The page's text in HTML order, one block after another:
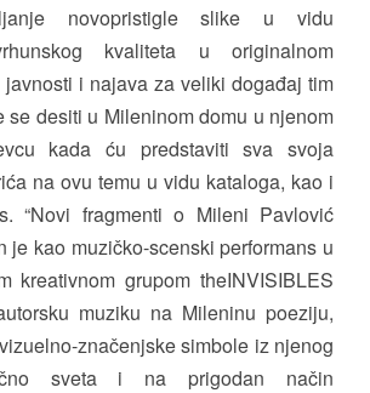
novopristigle slike u vidu
kvaliteta u originalnom
javnosti i najava za veliki događaj tim
se desiti u Mileninom domu u njenom
kada ću predstaviti sva svoja
na ovu temu u vidu kataloga, kao i
“Novi fragmenti o Mileni Pavlović
je kao muzičko-scenski performans u
kreativnom grupom theINVISIBLES
muziku na Mileninu poeziju,
značenjske simbole iz njenog
sveta i na prigodan način